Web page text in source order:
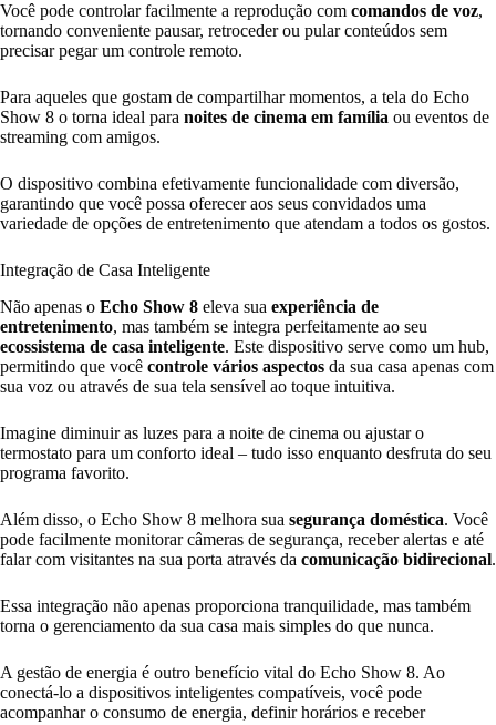
Você pode controlar facilmente a reprodução com comandos de voz,
tornando conveniente pausar, retroceder ou pular conteúdos sem
precisar pegar um controle remoto.
Para aqueles que gostam de compartilhar momentos, a tela do Echo
Show 8 o torna ideal para noites de cinema em família ou eventos de
streaming com amigos.
O dispositivo combina efetivamente funcionalidade com diversão,
garantindo que você possa oferecer aos seus convidados uma
variedade de opções de entretenimento que atendam a todos os gostos.
Integração de Casa Inteligente
Não apenas o Echo Show 8 eleva sua experiência de
entretenimento, mas também se integra perfeitamente ao seu
ecossistema de casa inteligente. Este dispositivo serve como um hub,
permitindo que você controle vários aspectos da sua casa apenas com
sua voz ou através de sua tela sensível ao toque intuitiva.
Imagine diminuir as luzes para a noite de cinema ou ajustar o
termostato para um conforto ideal – tudo isso enquanto desfruta do seu
programa favorito.
Além disso, o Echo Show 8 melhora sua segurança doméstica. Você
pode facilmente monitorar câmeras de segurança, receber alertas e até
falar com visitantes na sua porta através da comunicação bidirecional.
Essa integração não apenas proporciona tranquilidade, mas também
torna o gerenciamento da sua casa mais simples do que nunca.
A gestão de energia é outro benefício vital do Echo Show 8. Ao
conectá-lo a dispositivos inteligentes compatíveis, você pode
acompanhar o consumo de energia, definir horários e receber